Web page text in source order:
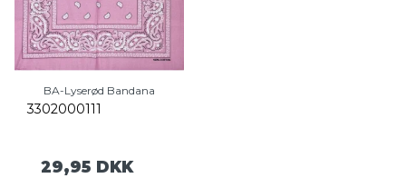
BA-Lyserød Bandana
3302000111
29,95 DKK